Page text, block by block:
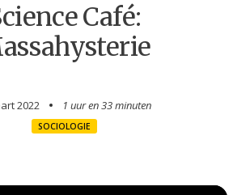
Café:
2022 1 uur en33 minuten
SOCIOLOGIE